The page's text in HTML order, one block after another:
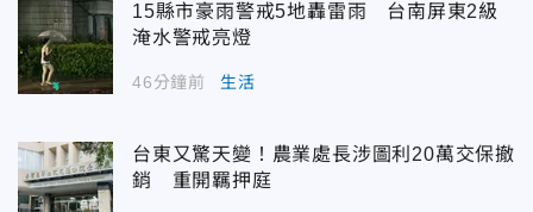
15縣市豪雨警戒5地轟雷雨 台南屏東2級
淹水警戒亮燈
46分鐘前 生活
台東又驚天變！農業處長涉圖利20萬交保撤
銷 重開羈押庭